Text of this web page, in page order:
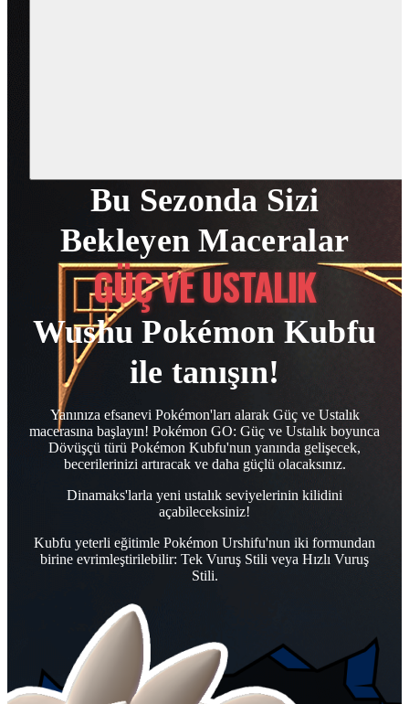
Bu Sezonda Sizi
Bekleyen Maceralar
GÜÇ VE USTALIK
Wushu Pokémon Kubfu
ile tanışın!
Yanınıza efsanevi Pokémon'ları alarak Güç ve Ustalık
macerasına başlayın! Pokémon GO: Güç ve Ustalık boyunca
Dövüşçü türü Pokémon Kubfu'nun yanında gelişecek,
becerilerinizi artıracak ve daha güçlü olacaksınız.
Dinamaks'larla yeni ustalık seviyelerinin kilidini
açabileceksiniz!
Kubfu yeterli eğitimle Pokémon Urshifu'nun iki formundan
birine evrimleştirilebilir: Tek Vuruş Stili veya Hızlı Vuruş
Stili.